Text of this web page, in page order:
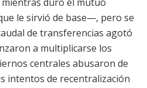
le sirvió de base—, pero se
de transferencias agotó
a multiplicarse los
centrales abusaron de
intentos de recentralización